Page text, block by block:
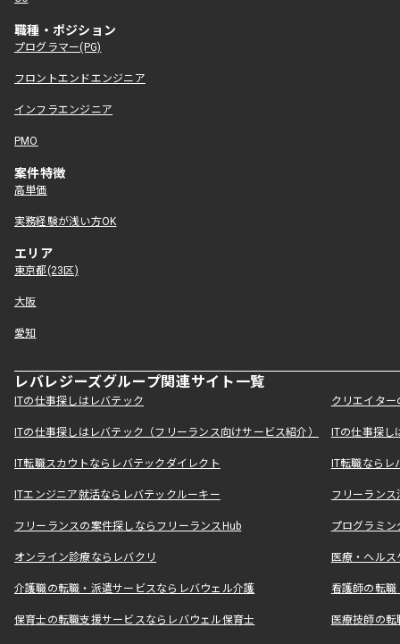
職種・ポジション
プログラマー(PG)
フロントエンドエンジニア
インフラエンジニア
PMO
案件特徴
高単価
実務経験が浅い方OK
エリア
東京都(23区)
大阪
愛知
レバレジーズグループ関連サイト一覧
ITの仕事探しはレバテック クリエイタ
ITの仕事探しはレバテック（フリーランス向けサービス紹介） ITの仕事探
IT転職スカウトならレバテックダイレクト IT転職なら
ITエンジニア就活ならレバテックルーキー フリーラン
フリーランスの案件探しならフリーランスHub プログラミ
オンライン診療ならレバクリ 医療・ヘル
介護職の転職・派遣サービスならレバウェル介護 看護師の転
保育士の転職支援サービスならレバウェル保育士 医療技師の